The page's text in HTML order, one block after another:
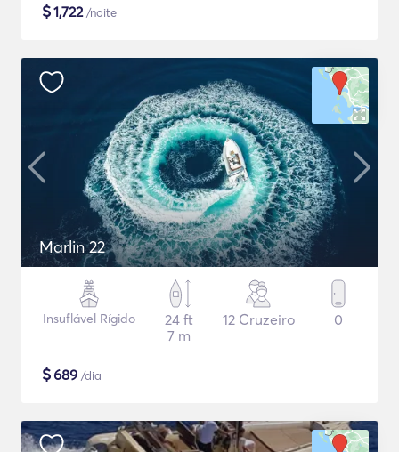
$1,722/noite
Marlin 22
Insuflável Rígido
24 ft
7 m
12 Cruzeiro 0
$689 /dia